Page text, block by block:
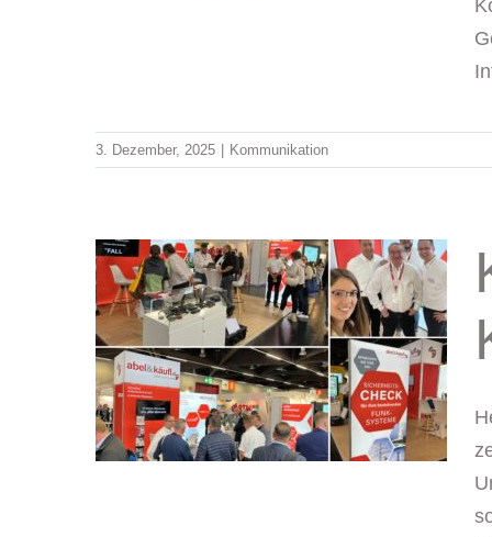
3. Dezember, 2025 Kommunikation